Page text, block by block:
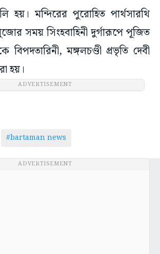
মন্দিরের পুরোহিত পার্থসারথি
সময় সিংহবাহিনী দুর্গারূপে পূজিত
মঙ্গলচণ্ডী প্রভৃতি দেবী
হয়।
ADVERTISEMENT
#bartaman news
ADVERTISEMENT